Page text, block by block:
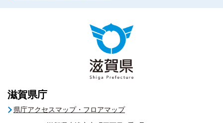
滋賀県庁
県庁アクセスマップ・フロアマップ